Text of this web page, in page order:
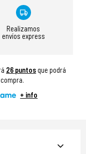
Realizamos
envíos express
26 puntos que podrá
+ info